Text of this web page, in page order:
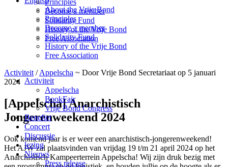
Principles
Become a member
Solidarity Fund
History of the Vrije Bond
Free Association
About the Vrije Bond
Principles
Become a member
Solidarity Fund
History of the Vrije Bond
Free Association
Activiteit
Appelscha
BookFair
Vrije Bond Congress
Benefiet
Concert
Discussie
lezing
Nieuws
Press release
Activiteit /Appelscha ~ Door Vrije Bond Secretariaat op 5 januari
2024
[Appelscha] Anarchistisch
Jongerenweekend 2024
Ook komend jaar is er weer een anarchistisch-jongerenweekend!
Het AJW zal plaatsvinden van vrijdag 19 t/m 21 april 2024 op het
Anarchistisch Kampeerterrein Appelscha! Wij zijn druk bezig met